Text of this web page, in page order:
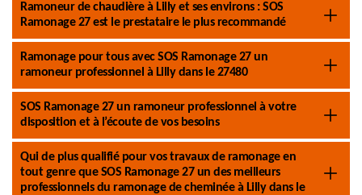
Ramoneur de chaudière à Lilly et ses environs : SOS
Ramonage 27 est le prestataire le plus recommandé
Ramonage pour tous avec SOS Ramonage 27 un
ramoneur professionnel à Lilly dans le 27480
SOS Ramonage 27 un ramoneur professionnel à votre
disposition et à l’écoute de vos besoins
Qui de plus qualifié pour vos travaux de ramonage en
tout genre que SOS Ramonage 27 un des meilleurs
professionnels du ramonage de cheminée à Lilly dans le